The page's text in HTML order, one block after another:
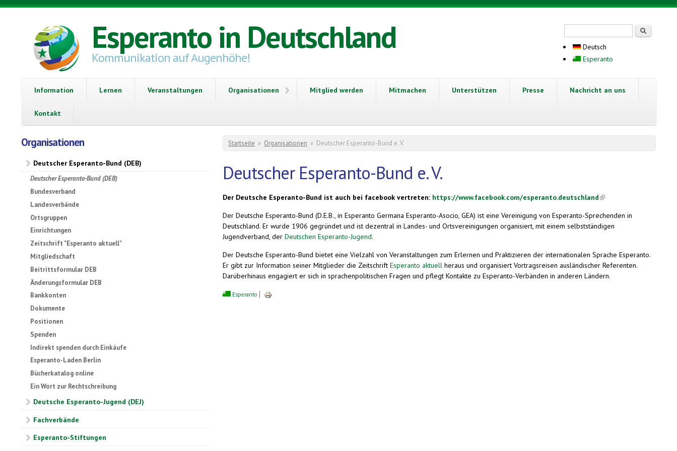
Direkt zum Inhalt
Esperanto in Deutschland
Kommunikation auf Augenhöhe!
Deutsch
Esperanto
Information Lernen Veranstaltungen Organisationen Mitglied werden Mitmachen Unterstützen Presse Nachricht an uns
Kontakt
Organisationen
Deutscher Esperanto-Bund (DEB)
Deutscher Esperanto-Bund (DEB)
Bundesverband
Landesverbände
Ortsgruppen
Einrichtungen
Zeitschrift "Esperanto aktuell"
Mitgliedschaft
Beitrittsformular DEB
Änderungsformular DEB
Bankkonten
Dokumente
Positionen
Spenden
Indirekt spenden durch Einkäufe
Esperanto-Laden Berlin
Bücherkatalog online
Ein Wort zur Rechtschreibung
Deutsche Esperanto-Jugend (DEJ)
Fachverbände
Esperanto-Stiftungen
Sie sind hier
Startseite » Organisationen » Deutscher Esperanto-Bund e. V.
Deutscher Esperanto-Bund e. V.
Der Deutsche Esperanto-Bund ist auch bei facebook vertreten: https://www.facebook.com/esperanto.deutschland(link is external)
Der Deutsche Esperanto-Bund (D.E.B., in Esperanto Germana Esperanto-Asocio, GEA) ist eine Vereinigung von Esperanto-Sprechenden in
Deutschland. Er wurde 1906 gegründet und ist dezentral in Landes- und Ortsvereinigungen organisiert, mit einem selbstständigen
Jugendverband, der Deutschen Esperanto-Jugend.
Der Deutsche Esperanto-Bund bietet eine Vielzahl von Veranstaltungen zum Erlernen und Praktizieren der internationalen Sprache Esperanto.
Er gibt zur Information seiner Mitglieder die Zeitschrift Esperanto aktuell heraus und organisiert Vortragsreisen ausländischer Referenten.
Darüberhinaus engagiert er sich in sprachenpolitischen Fragen und pflegt Kontakte zu Esperanto-Verbänden in anderen Ländern.
Esperanto